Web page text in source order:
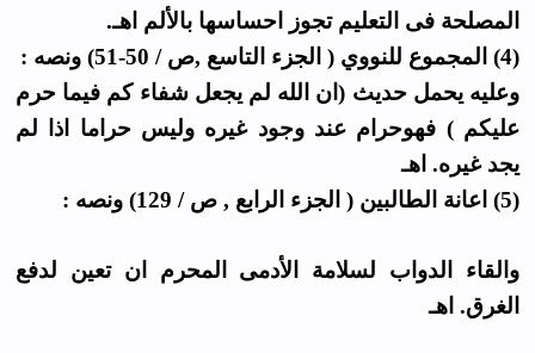
المصلحة فى التعليم تجوز احساسها بالألم اهـ.
(4) المجموع للنووي ( الجزء التاسع ,ص / 50-51) ونصه :
وعليه يحمل حديث (ان الله لم يجعل شفاء كم فيما حرم
عليكم ) فهوحرام عند وجود غيره وليس حراما اذا لم
يجد غيره. اهـ
(5) اعانة الطالبين ( الجزء الرابع , ص / 129) ونصه :
والقاء الدواب لسلامة الأدمى المحرم ان تعين لدفع
الغرق. اهـ